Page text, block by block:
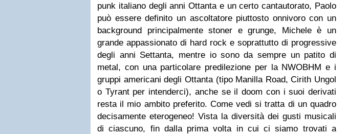
punk italiano degli anni Ottanta e un certo cantautorato, Paolo
può essere definito un ascoltatore piuttosto onnivoro con un
background principalmente stoner e grunge, Michele è un
grande appassionato di hard rock e soprattutto di progressive
degli anni Settanta, mentre io sono da sempre un patito di
metal, con una particolare predilezione per la NWOBHM e i
gruppi americani degli Ottanta (tipo Manilla Road, Cirith Ungol
o Tyrant per intenderci), anche se il doom con i suoi derivati
resta il mio ambito preferito. Come vedi si tratta di un quadro
decisamente eterogeneo! Vista la diversità dei gusti musicali
di ciascuno, fin dalla prima volta in cui ci siamo trovati a